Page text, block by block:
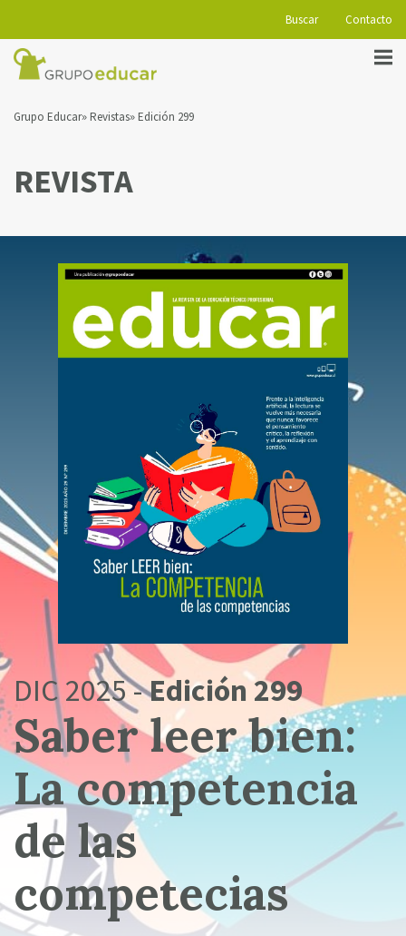
Buscar Contacto
Grupo Educar Revistas Edición 299
REVISTA
DIC 2025 -Edición 299
Saber leer bien:
La competencia
de las
competecias